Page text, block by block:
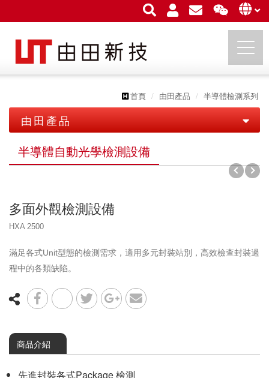
首頁 由田產品 半導體檢測系列
由田產品
印刷電路板檢測系列
PCB 檢測設備
卷對卷檢測設備
平面顯示器檢測系列
LCM 自動光學檢測設備
半導體自動光學檢測設備
其他檢測系列
其他檢測設備
半導體自動光學檢測設備
多面外觀檢測設備
HXA 2500
滿足各式Unit型態的檢測需求，適用多元封裝站別，高效檢查封裝過
程中的各類缺陷。
商品介紹
先進封裝各式Package 檢測